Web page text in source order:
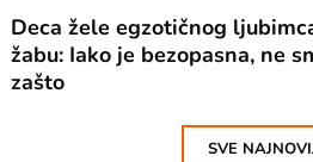
Deca žele egzotičnog
žabu: Iako je bezopasna, ne
zašto
SVE